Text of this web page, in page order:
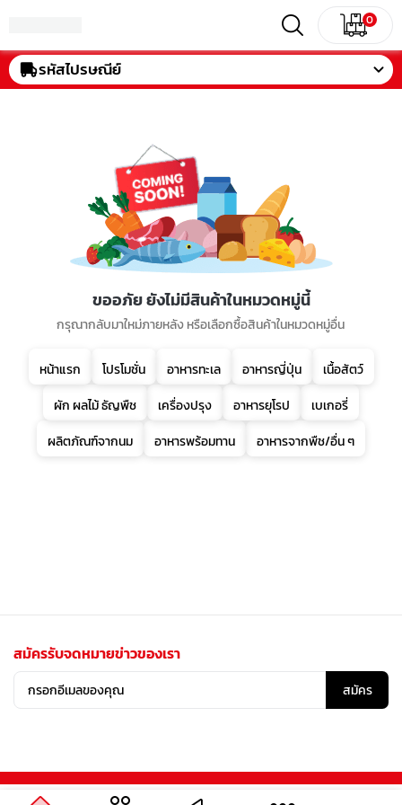
0
รหัสไปรษณีย์
ขออภัย ยังไม่มีสินค้าในหมวดหมู่นี้
กรุณากลับมาใหม่ภายหลัง หรือเลือกซื้อสินค้าในหมวดหมู่อื่น
หน้าแรก โปรโมชั่น อาหารทะเล อาหารญี่ปุ่น
เนื้อสัตว์
ผัก ผลไม้ ธัญพืช
เครื่องปรุง อาหารยุโรป
เบเกอรี่
ผลิตภัณฑ์จากนม
อาหารพร้อมทาน อาหารจากพืช/อื่น ๆ
สมัครรับจดหมายข่าวของเรา
สมัคร